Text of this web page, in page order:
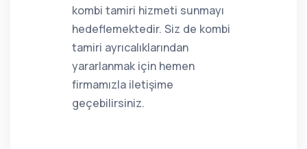
kombi tamiri hizmeti sunmayı
hedeflemektedir. Siz de kombi
tamiri ayrıcalıklarından
yararlanmak için hemen
firmamızla iletişime
geçebilirsiniz.